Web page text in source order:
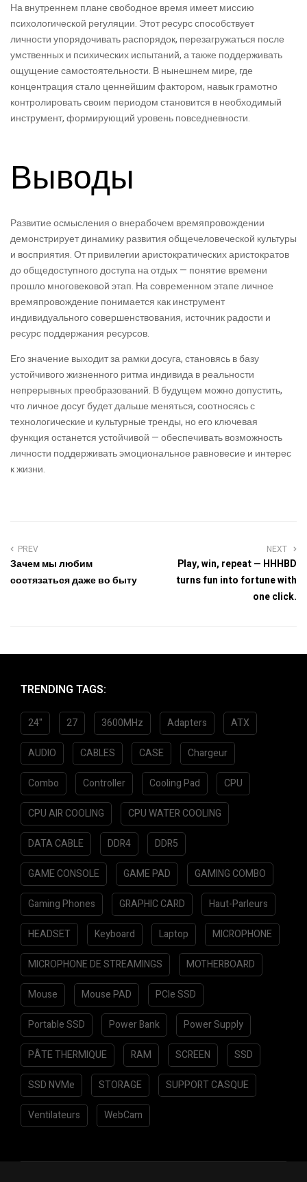
На внутреннем плане свободное время имеет миссию
психологической регуляции. Этот ресурс способствует
личности упорядочивать распорядок, перезагружаться после
умственных и психических испытаний, а также поддерживать
ощущение самостоятельности. В нынешнем мире, где
концентрация стало ценнейшим фактором, навык грамотно
контролировать своим периодом становится в необходимый
инструмент, формирующий уровень повседневности.
Выводы
Развитие осмысления о внерабочем времяпровождении
демонстрирует динамику развития общечеловеческой культуры
и восприятия. От привилегии аристократических аристократов
до общедоступного доступа на отдых — понятие времени
прошло многовековой этап. На современном этапе личное
времяпровождение понимается как инструмент
индивидуального совершенствования, источник радости и
ресурс поддержания ресурсов.
Его значение выходит за рамки досуга, становясь в базу
устойчивого жизненного ритма индивида в реальности
непрерывных преобразований. В будущем можно допустить,
что личное досуг будет дальше меняться, соотносясь с
технологические и культурные тренды, но его ключевая
функция останется устойчивой — обеспечивать возможность
личности поддерживать эмоциональное равновесие и интерес
к жизни.
PREV
Зачем мы любим
состязаться даже во быту
NEXT
Play, win, repeat — HHHBD
turns fun into fortune with
one click.
TRENDING TAGS:
24" 27 3600MHz Adapters ATX
AUDIO CABLES CASE Chargeur
Combo Controller Cooling Pad CPU
CPU AIR COOLING CPU WATER COOLING
DATA CABLE DDR4 DDR5
GAME CONSOLE GAME PAD GAMING COMBO
Gaming Phones GRAPHIC CARD Haut-Parleurs
HEADSET Keyboard Laptop MICROPHONE
MICROPHONE DE STREAMINGS MOTHERBOARD
Mouse Mouse PAD PCIe SSD
Portable SSD Power Bank Power Supply
PÂTE THERMIQUE RAM SCREEN SSD
SSD NVMe STORAGE SUPPORT CASQUE
Ventilateurs WebCam